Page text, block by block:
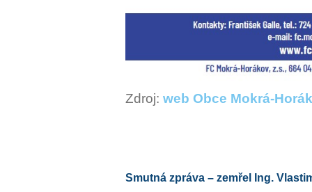
Zdroj: web Obce Mokrá-
Smutná zpráva – zemřel Ing.